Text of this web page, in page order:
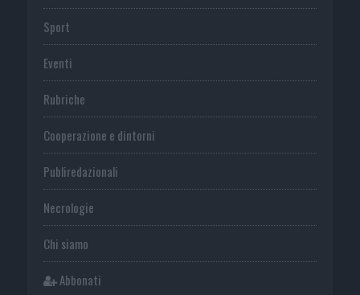
Sport
Eventi
Rubriche
Cooperazione e dintorni
Publiredazionali
Necrologie
Chi siamo
Abbonati